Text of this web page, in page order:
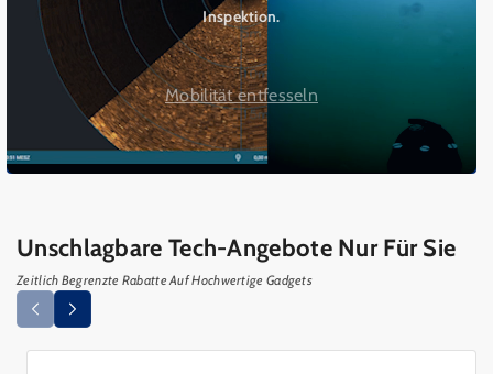
Inspektion.
Mobilität entfesseln
Unschlagbare Tech-Angebote Nur Für Sie
Zeitlich Begrenzte Rabatte Auf Hochwertige Gadgets